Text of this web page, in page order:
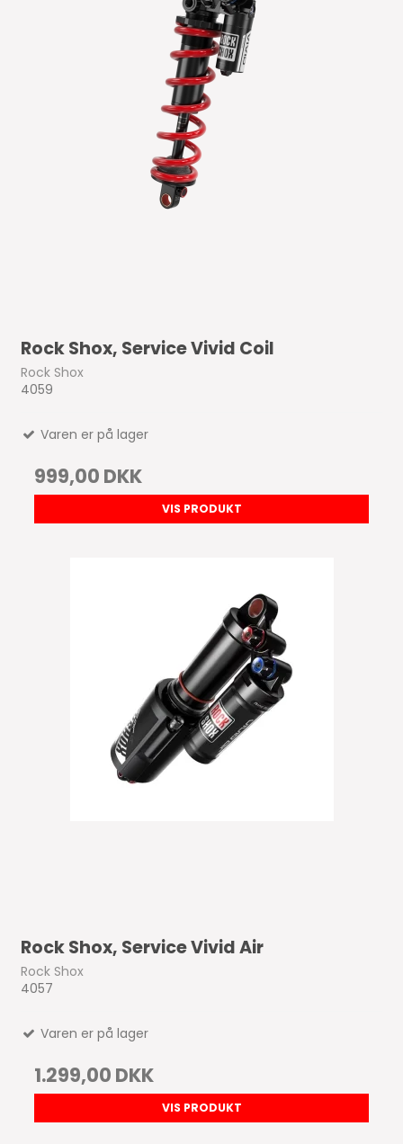
Rock Shox, Service Vivid Coil
Rock Shox
4059
Varen er på lager
999,00 DKK
VIS PRODUKT
Rock Shox, Service Vivid Air
Rock Shox
4057
Varen er på lager
1.299,00 DKK
VIS PRODUKT